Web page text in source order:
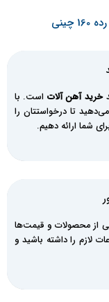
آهن آلاتاست. با
تا درخواستتان را
ارائه دهیم.
محصولات و قیمت‌ها
را داشته باشید و